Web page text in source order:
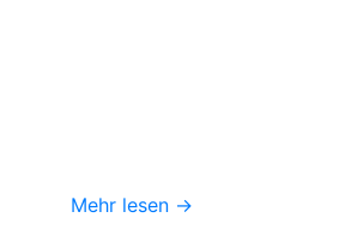
Mehr lesen →